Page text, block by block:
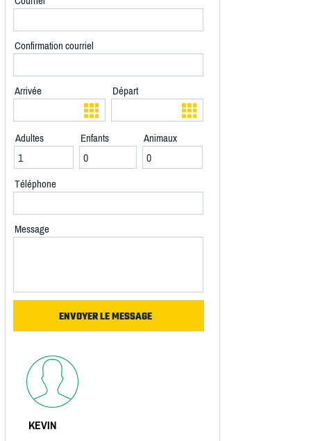
Confirmation courriel
Arrivée Départ
Adultes Enfants Animaux
Téléphone
Message
KEVIN